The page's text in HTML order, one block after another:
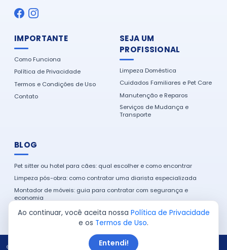
IMPORTANTE
Como Funciona
Política de Privacidade
Termos e Condições de Uso
Contato
SEJA UM
PROFISSIONAL
Limpeza Doméstica
Cuidados Familiares e Pet Care
Manutenção e Reparos
Serviços de Mudança e
Transporte
BLOG
Pet sitter ou hotel para cães: qual escolher e como encontrar
Limpeza pós-obra: como contratar uma diarista especializada
Montador de móveis: guia para contratar com segurança e
economia
Como encontrar um eletricista de confiança na sua cidade
© 2026 Serviço em Casa. Todos os direitos reservados.
Ao continuar, você aceita nossa Política de Privacidade
e os Termos de Uso.
Entendi!